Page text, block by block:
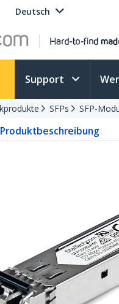
Deutsch
Support
SFPs SFP-
Produktbeschreibung